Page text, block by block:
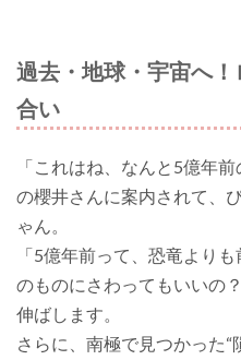
過去・地球・宇宙へ
合い
「これはね、なんと5億年
の櫻井さんに案内されて、
ゃん。
「5億年前って、恐竜より
のものにさわってもいいの
伸ばします。
さらに、南極で見つかった“